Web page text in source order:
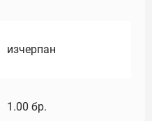
изчерпан
1.00 бр.